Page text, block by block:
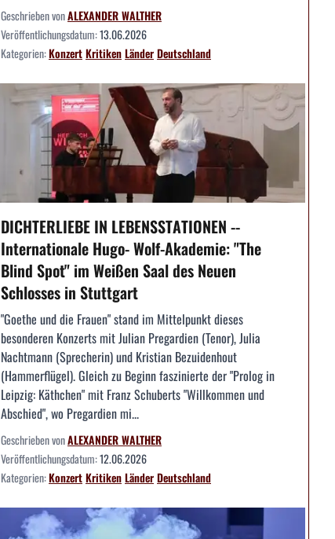
Geschrieben vonALEXANDER WALTHER
Veröffentlichungsdatum:13.06.2026
Kategorien:KonzertKritikenLänderDeutschland
DICHTERLIEBE IN LEBENSSTATIONEN --
Internationale Hugo- Wolf-Akademie: "The
Blind Spot" im Weißen Saal des Neuen
Schlosses in Stuttgart
"Goethe und die Frauen" stand im Mittelpunkt dieses
besonderen Konzerts mit Julian Pregardien (Tenor), Julia
Nachtmann (Sprecherin) und Kristian Bezuidenhout
(Hammerflügel). Gleich zu Beginn faszinierte der "Prolog in
Leipzig: Käthchen" mit Franz Schuberts "Willkommen und
Abschied", wo Pregardien mi...
Geschrieben vonALEXANDER WALTHER
Veröffentlichungsdatum:12.06.2026
Kategorien:KonzertKritikenLänderDeutschland